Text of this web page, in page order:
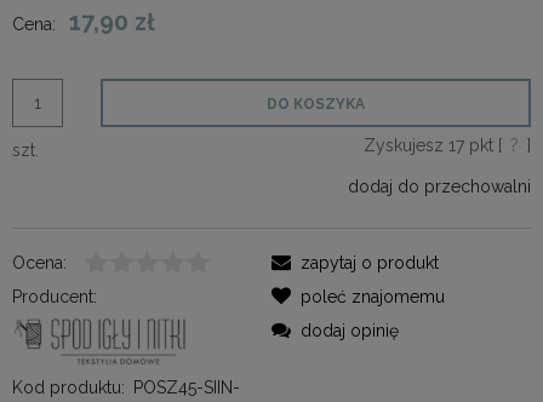
Cena: 17,90 zł
szt.
DO KOSZYKA
Zyskujesz 17pkt [ ? ]
dodaj do przechowalni
Ocena:
Producent:
Kod produktu:
POSZ45-SIIN-
zapytaj o produkt
poleć znajomemu
dodaj opinię